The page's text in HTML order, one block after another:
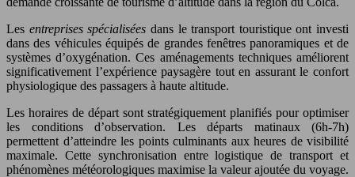
Les entreprises spécialisées dans le transport touristique ont investi
dans des véhicules équipés de grandes fenêtres panoramiques et de
systèmes d’oxygénation. Ces aménagements techniques améliorent
significativement l’expérience paysagère tout en assurant le confort
physiologique des passagers à haute altitude.
Les horaires de départ sont stratégiquement planifiés pour optimiser
les conditions d’observation. Les départs matinaux (6h-7h)
permettent d’atteindre les points culminants aux heures de visibilité
maximale. Cette synchronisation entre logistique de transport et
phénomènes météorologiques maximise la valeur ajoutée du voyage.